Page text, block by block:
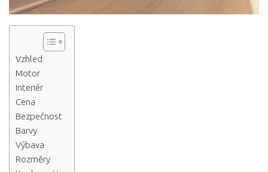
Vzhled
Motor
Interiér
Cena
Bezpečnost
Barvy
Výbava
Rozměry